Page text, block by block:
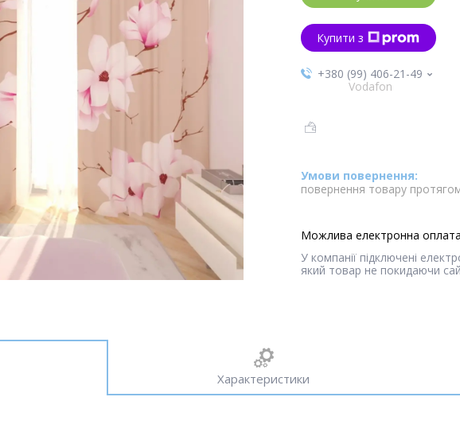
Купити з
+380 (99) 406-21-49
Vodafon
повернення товару
У компанії підключені
який товар не покидаючи
Характеристики